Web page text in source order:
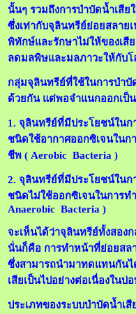
นั้นๆ รวมถึงการบำบัดน้ำเสี
ซึ่งเท่ากับจุลินทรีย์ย่อยสลา
พิทักษ์และรักษาไม่ให้ของเสี
ลดมลพิษและมลภาวะให้กับโ
กลุ่มจุลินทรีย์ที่ใช้ในการบำ
ด้วยกัน แต่พอจำแนกออกเป็
1. จุลินทรีย์ที่มีประโยชน์ในก
ชนิดใช้อากาศออกซิเจนในก
ชีพ ( Aerobic Bacteria )
2. จุลินทรีย์ที่มีประโยชน์ในก
ชนิดไม่ใช้ออกซิเจนในการท
Anaerobic Bacteria )
จะเห็นได้ว่าจุลินทรีย์ทั้งสอง
นั่นก็คือ การทำหน้าที่ย่อยสล
ซึ่งสามารถนำมาทดแทนกันไ
เสียเป็นไปอย่างต่อเนื่องในบ่
ประเภทของระบบบำบัดน้ำเ